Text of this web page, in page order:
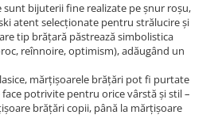
bijuterii fine realizate pe șnur roșu,
atent selecționate pentru strălucire și
tip brățară păstrează simbolistica
reînnoire, optimism), adăugând un
mărțișoarele brățări pot fi purtate
potrivite pentru orice vârstă și stil –
brățări copii, până la mărțișoare